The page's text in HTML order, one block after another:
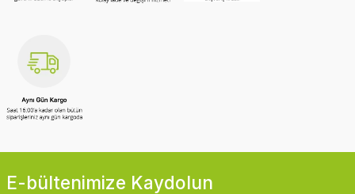
E-bültenimize Kaydolun